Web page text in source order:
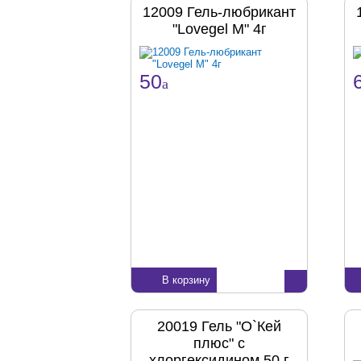
12009 Гель-любрикант
"Lovegel M" 4г
50a
В корзину
20019 Гель "О`Кей
плюс" с